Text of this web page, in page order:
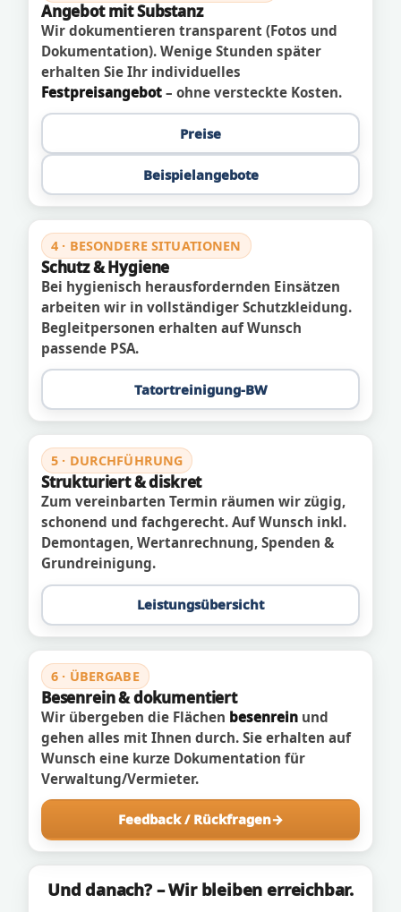
Angebot mit Substanz
Wir dokumentieren transparent (Fotos und
Dokumentation). Wenige Stunden später
erhalten Sie Ihr individuelles
Festpreisangebot – ohne versteckte Kosten.
Preise
Beispielangebote
4 · BESONDERE SITUATIONEN
Schutz & Hygiene
Bei hygienisch herausfordernden Einsätzen
arbeiten wir in vollständiger Schutzkleidung.
Begleitpersonen erhalten auf Wunsch
passende PSA.
Tatortreinigung-BW
5 · DURCHFÜHRUNG
Strukturiert & diskret
Zum vereinbarten Termin räumen wir zügig,
schonend und fachgerecht. Auf Wunsch inkl.
Demontagen, Wertanrechnung, Spenden &
Grundreinigung.
Leistungsübersicht
6 · ÜBERGABE
Besenrein & dokumentiert
Wir übergeben die Flächen besenrein und
gehen alles mit Ihnen durch. Sie erhalten auf
Wunsch eine kurze Dokumentation für
Verwaltung/Vermieter.
Feedback / Rückfragen
Und danach? – Wir bleiben erreichbar.